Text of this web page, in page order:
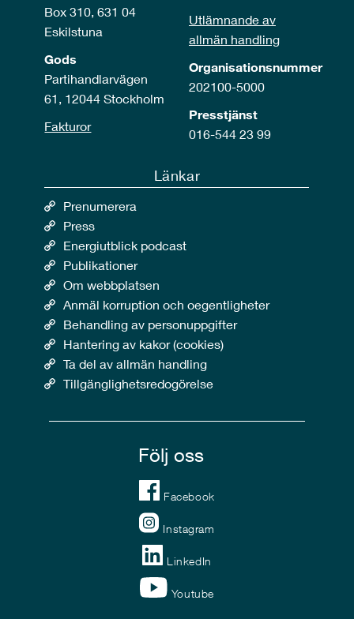
Box 310, 631 04
Eskilstuna
Gods
Partihandlarvägen
61, 12044 Stockholm
Fakturor
Utlämnande av
allmän handling
Organisationsnummer
202100-5000
Presstjänst
016-544 23 99
Länkar
Prenumerera
Press
Energiutblick podcast
Publikationer
Om webbplatsen
Anmäl korruption och oegentligheter
Behandling av personuppgifter
Hantering av kakor (cookies)
Ta del av allmän handling
Tillgänglighetsredogörelse
Följ oss
Facebook
Instagram
LinkedIn
Youtube